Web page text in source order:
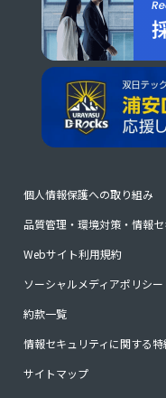
個人情報保護への取り組み
品質管理・環境対策・情報セ
Webサイト利用規約
ソーシャルメディアポリシー
約款一覧
情報セキュリティに関する特
サイトマップ